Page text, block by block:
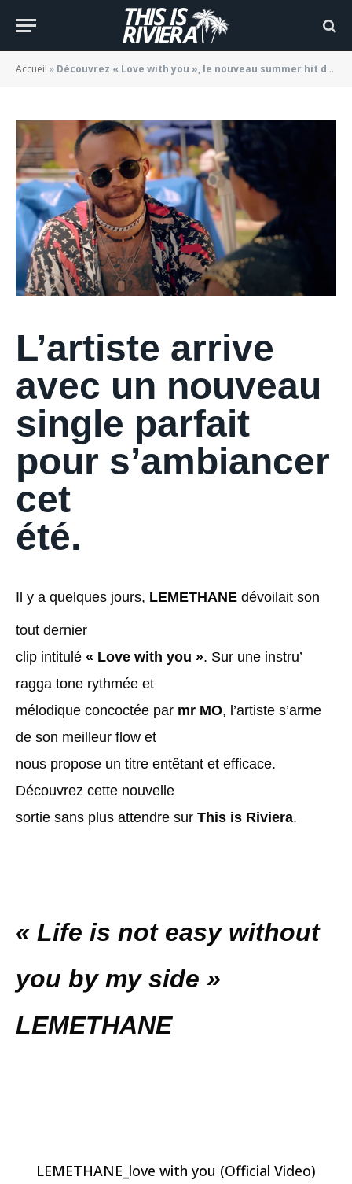
Accueil » Découvrez « Love with you », le nouveau summer hit de LEMETHANE
LEMETHANE
BY JADE MORGANE BLOGGER 02/07/2022
L’artiste arrive
avec un nouveau
single parfait
pour s’ambiancer
cet
été.
Il y a quelques jours, LEMETHANE dévoilait son
tout dernier
clip intitulé « Love with you ». Sur une instru’
ragga tone rythmée et
mélodique concoctée par mr MO, l’artiste s’arme
de son meilleur flow et
nous propose un titre entêtant et efficace.
Découvrez cette nouvelle
sortie sans plus attendre sur This is Riviera.
« Life is not easy without
you by my side »
LEMETHANE
LEMETHANE_love with you (Official Video)